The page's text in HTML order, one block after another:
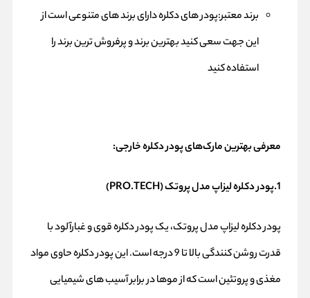
برند معتبر:پودر های دکلره دارای برند های متنوعی است از
این جهت سعی کنید بهترین برند و پرفروش ترین برند را
استفاده کنید
معرفی بهترین مارک‌های پودر دکلره خارجی:
1.پودر دکلره لیزاپ مدل پروتک (PRO.TECH)
پودر دکلره لیزاپ مدل پروتک، یک پودر دکلره قوی و غبارآلود با
قدرت روشن کنندگی بالا تا 9 درجه است. این پودر دکلره حاوی مواد
مغذی و پروتئین است که از موها در برابر آسیب های شیمیایی